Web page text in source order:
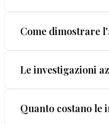
Le investigazioni
Come dimostrare
La procedura è
Le investigazioni
La discrezione è il
Quanto costano le